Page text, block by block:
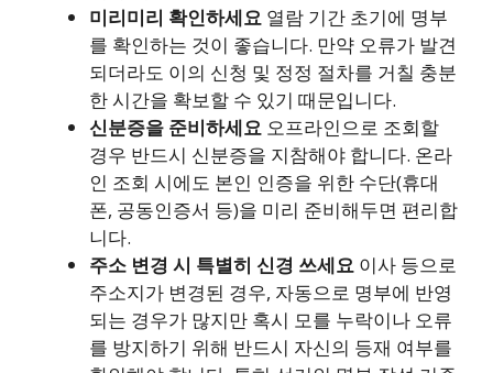
미리미리 확인하세요 열람 기간 초기에 명부
를 확인하는 것이 좋습니다. 만약 오류가 발견
되더라도 이의 신청 및 정정 절차를 거칠 충분
한 시간을 확보할 수 있기 때문입니다.
신분증을 준비하세요 오프라인으로 조회할
경우 반드시 신분증을 지참해야 합니다. 온라
인 조회 시에도 본인 인증을 위한 수단(휴대
폰, 공동인증서 등)을 미리 준비해두면 편리합
니다.
주소 변경 시 특별히 신경 쓰세요 이사 등으로
주소지가 변경된 경우, 자동으로 명부에 반영
되는 경우가 많지만 혹시 모를 누락이나 오류
를 방지하기 위해 반드시 자신의 등재 여부를